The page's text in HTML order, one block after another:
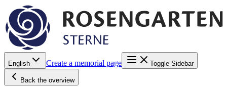
English Create a memorial page Toggle Sidebar
Back the overview